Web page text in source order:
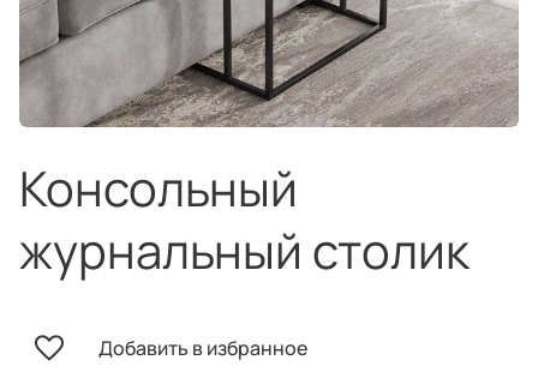
техника
Специальные
предложения
и скидки
Салоны продаж
Десятки образцов в каждом салоне
О компании
клиентам
Консольный
журнальный столик
Добавить в избранное